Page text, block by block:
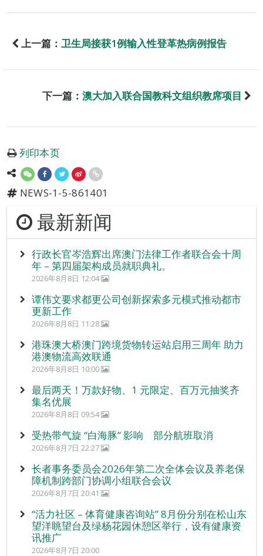
上一篇： 卫生局接获1例输入性登革热病例报告
下一篇： 澳大加入联合国教科文组织教席项目
列印本页
NEWS-1-5-861401
最新新闻
行政长官岑浩辉出席澳门法律工作者联合会十周
年 – 第四届架构成员就职典礼。
2026年8月8日 12:04
谭伟文要求都更公司创新探索多元模式推动都市
更新工作
2026年8月8日 11:28
港珠澳大桥澳门跨境货物转运站启用三周年 助力
港澳物流高效联通
2026年8月8日 10:00
最后两天！万款好物、1 元限定、百万元抽奖齐
集名优展
2026年8月8日 09:54
受热带气旋 “白海豚” 影响 部分航班取消
2026年8月7日 22:27
长者事务委员会2026年第二次全体会议及养老保
障机制跨部门协调小组联合会议
2026年8月7日 20:41
“活力社区 – 体育健康咨询站” 8月份分别在松山东
望洋眺望台及绿杨花园休憩区举行，设有健康资
讯推广
2026年8月7日 20:00